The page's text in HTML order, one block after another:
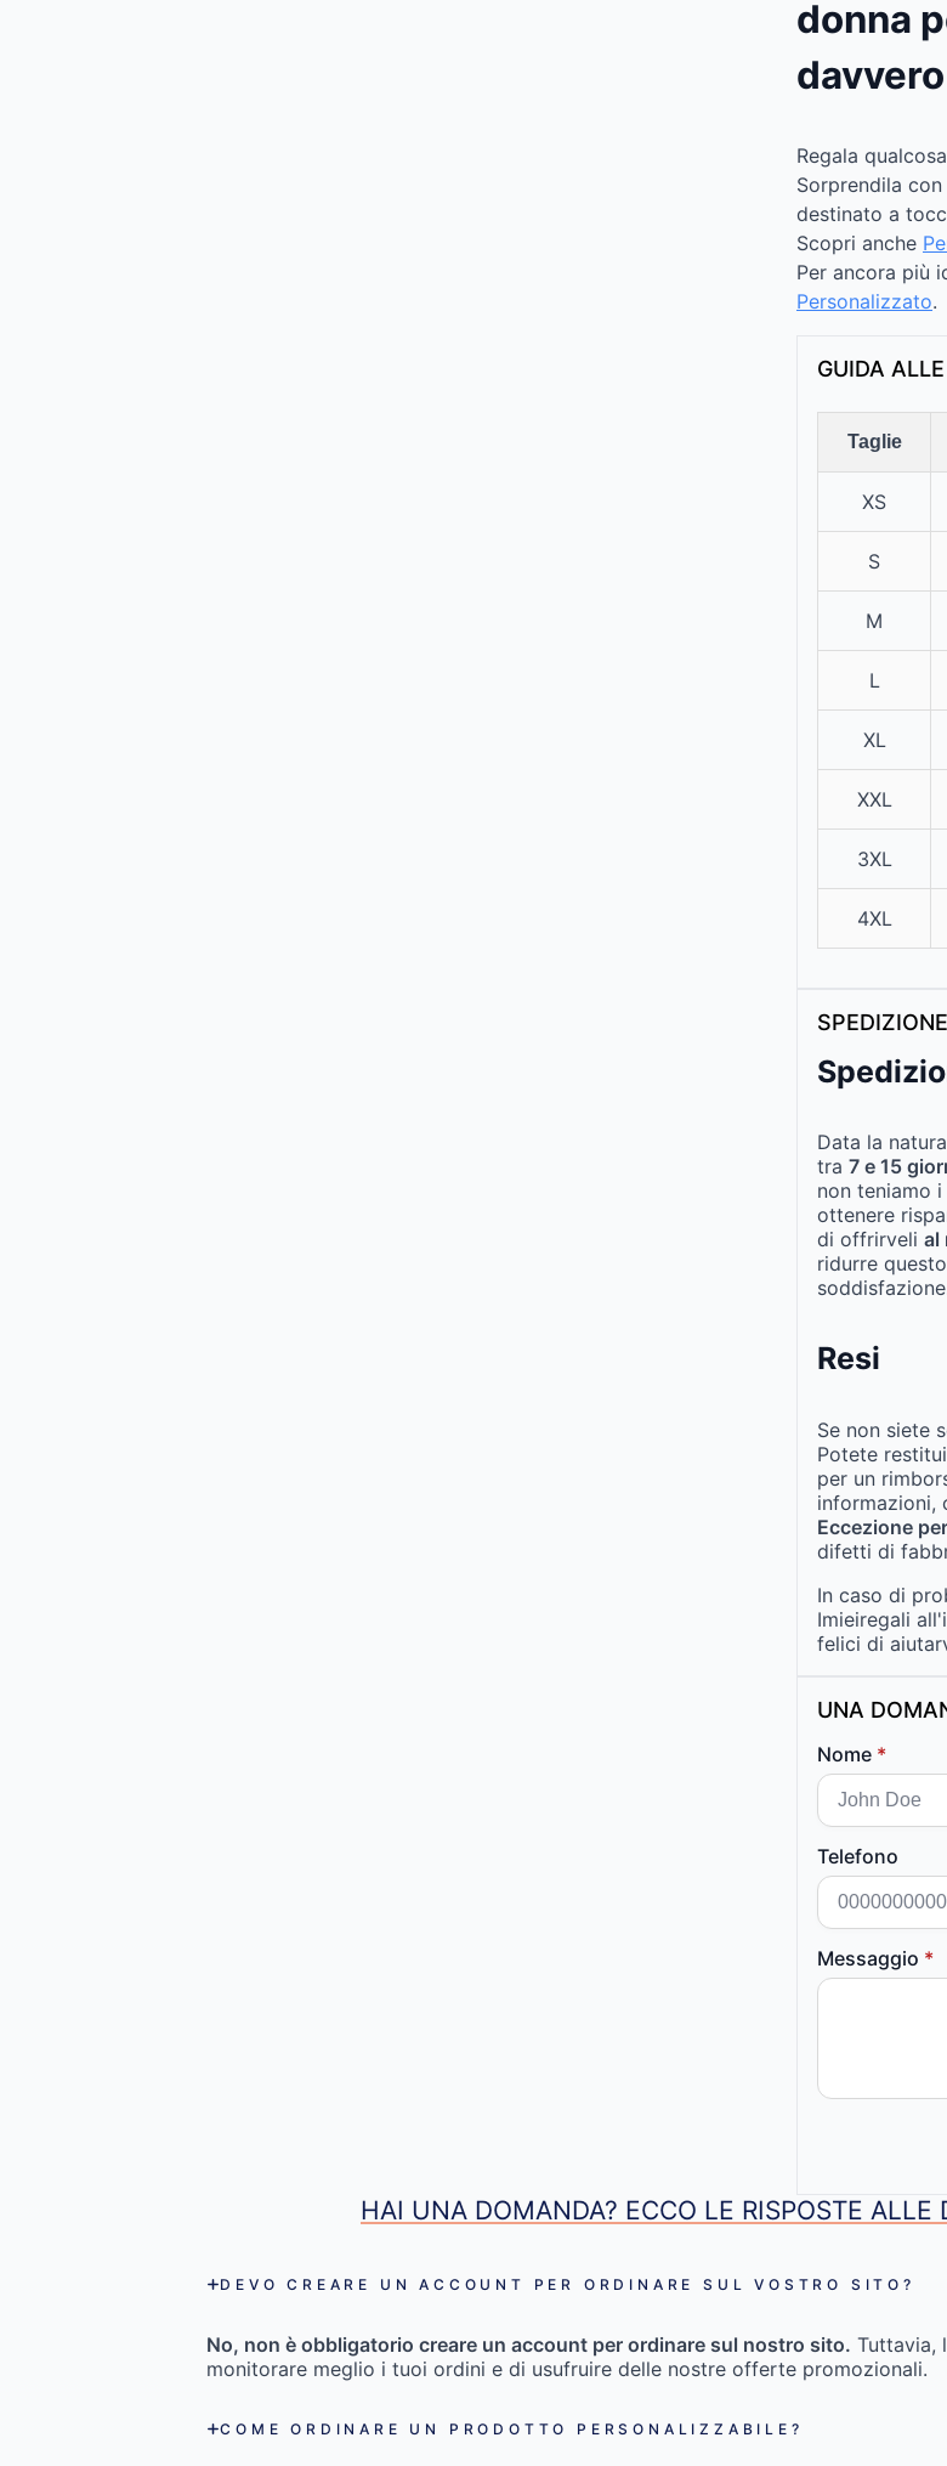
donna
Regala
Sorprendila
destinato a
Scopri anche
Per ancora più
Personalizzato.
GUIDA
Taglie
XS
S
M
L
XL
XXL
3XL
4XL
Data la
tra 7 e 15
non teniamo
ottenere
di offrirveli al
ridurre
Resi
Se non siete
Potete
per un
informazioni,
Eccezione
difetti di
In caso di
Imieiregali
felici di
UNA
Nome *
Telefono
Messaggio *
HAI UNA DOMANDA? ECCO LE RISPOSTE ALLE
DEVO CREARE UN ACCOUNT PER ORDINARE SUL VOSTRO SITO?
No, non è obbligatorio creare un account per ordinare sul nostro sito. Tuttavia,
monitorare meglio i tuoi ordini e di usufruire delle nostre offerte promozionali.
COME ORDINARE UN PRODOTTO PERSONALIZZABILE?